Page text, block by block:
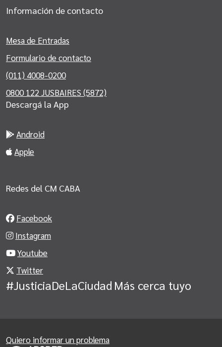
Información de contacto
Mesa de Entradas
Formulario de contacto
(011) 4008-0200
0800 122 JUSBAIRES (5872)
Descargá la App
Android
Apple
Redes del CM CABA
Facebook
Instagram
Youtube
Twitter
#JusticiaDeLaCiudad Más cerca tuyo
Quiero informar un problema